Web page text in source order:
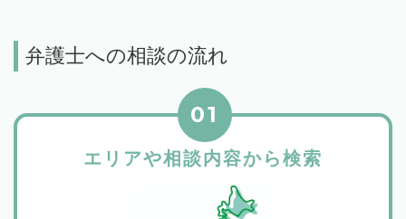
弁護士への相談の流れ
エリアや相談内容から検索
01